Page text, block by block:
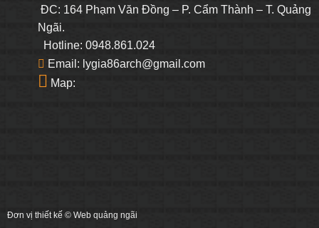
ĐC: 164 Phạm Văn Đồng – P. Cẩm Thành – T. Quảng
Ngãi.
Hotline: 0948.861.024
Email: lygia86arch@gmail.com
Map:
Đơn vị thiết kế © Web quảng ngãi